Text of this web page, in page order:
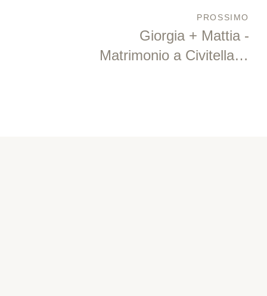
PROSSIMO
Giorgia + Mattia -
Matrimonio a Civitella di